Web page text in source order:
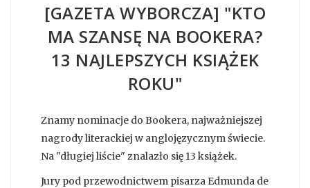
[GAZETA WYBORCZA] "KTO
MA SZANSĘ NA BOOKERA?
13 NAJLEPSZYCH KSIĄŻEK
ROKU"
Znamy nominacje do Bookera, najważniejszej
nagrody literackiej w anglojęzycznym świecie.
Na "długiej liście" znalazło się 13 książek.
Jury pod przewodnictwem pisarza Edmunda de